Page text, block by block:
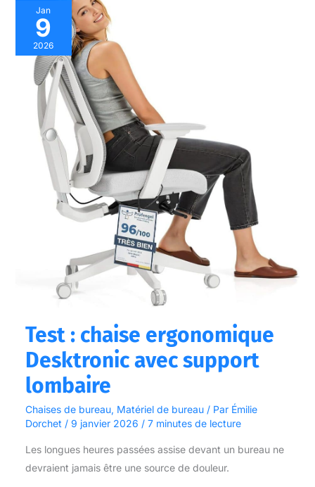
Jan
9
2026
Test : chaise ergonomique
Desktronic avec support
lombaire
Chaises de bureau, Matériel de bureau/ Par Émilie
Dorchet / 9 janvier 2026 / 7 minutes de lecture
Les longues heures passées assise devant un bureau ne
devraient jamais être une source de douleur.
Test
chaise
ergonomique
Desktronic
avec
support
lombaire